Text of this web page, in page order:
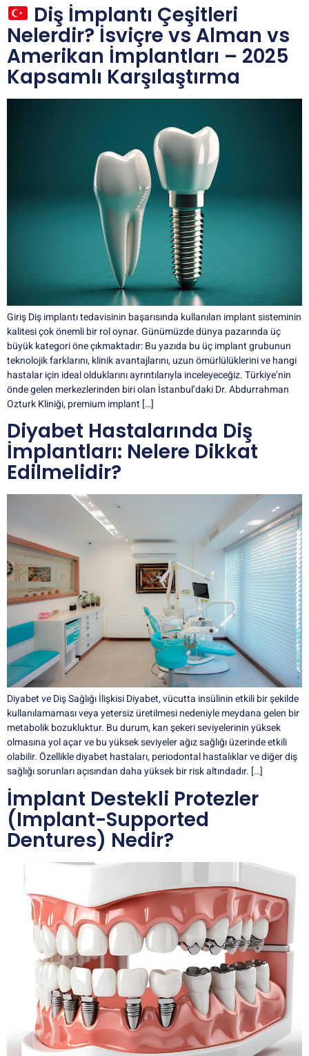
Diş İmplantı Çeşitleri
Nelerdir? İsviçre vs Alman vs
Amerikan İmplantları – 2025
Kapsamlı Karşılaştırma
Giriş Diş implantı tedavisinin başarısında kullanılan implant sisteminin
kalitesi çok önemli bir rol oynar. Günümüzde dünya pazarında üç
büyük kategori öne çıkmaktadır: Bu yazıda bu üç implant grubunun
teknolojik farklarını, klinik avantajlarını, uzun ömürlülüklerini ve hangi
hastalar için ideal olduklarını ayrıntılarıyla inceleyeceğiz. Türkiye’nin
önde gelen merkezlerinden biri olan İstanbul’daki Dr. Abdurrahman
Ozturk Kliniği, premium implant […]
Diyabet Hastalarında Diş
İmplantları: Nelere Dikkat
Edilmelidir?
Diyabet ve Diş Sağlığı İlişkisi Diyabet, vücutta insülinin etkili bir şekilde
kullanılamaması veya yetersiz üretilmesi nedeniyle meydana gelen bir
metabolik bozukluktur. Bu durum, kan şekeri seviyelerinin yüksek
olmasına yol açar ve bu yüksek seviyeler ağız sağlığı üzerinde etkili
olabilir. Özellikle diyabet hastaları, periodontal hastalıklar ve diğer diş
sağlığı sorunları açısından daha yüksek bir risk altındadır. […]
İmplant Destekli Protezler
(Implant-Supported
Dentures) Nedir?